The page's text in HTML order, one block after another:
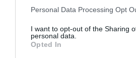
Please note that this website/app
not limited to your visit or usage
grant or deny consent to Google and
use your data for below specified
Personal Data Processing Opt
I want to opt-out of the Sharing
personal data.
Opted In
pasteurisés, Protéines du lait,
Sel fin
Qualités nutritionnelles
Protéines : 8.3 g, Glucides : 3